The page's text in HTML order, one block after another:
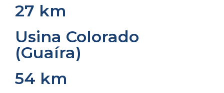
27 km
Usina Colorado
(Guaíra)
54 km